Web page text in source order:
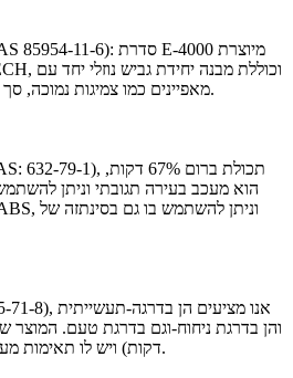
מאפיינים כמו צמיגות נמוכה, סך כלור נמוך ותכולת יונים נמוכה.
הוא מעכב בעירה תגובתי וניתן
דקות) ויש לו תאימות מעולה ללחות, שמנים ופחמימנים.